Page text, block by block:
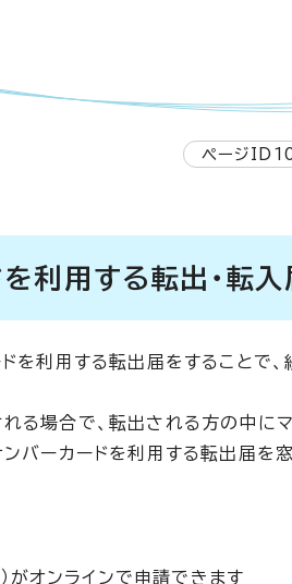
ページ
利用する転出・転入
を利用する転出届をすることで
る場合で、転出される方の中に
バーカードを利用する転出届を
がオンラインで申請できます